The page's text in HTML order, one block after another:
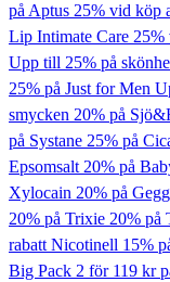
på Aptus 25% vid köp
Lip Intimate Care 25%
Upp till 25% på
25% på Just for Men
smycken 20% på
på Systane 25% på
Epsomsalt20% på
Xylocain 20% på
20% på Trixie 20% på
rabatt Nicotinell 15%
Big Pack 2 för 119 kr